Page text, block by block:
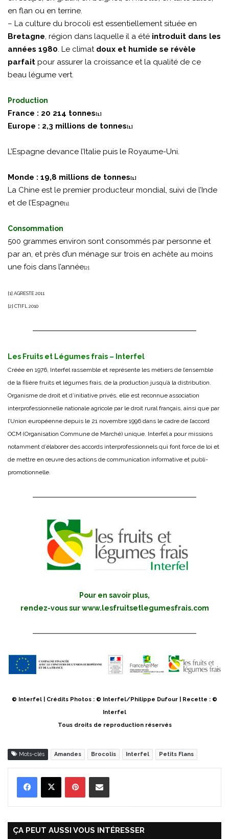
en flan ou en terrine.
– La culture du brocoli est essentiellement située en
Bretagne, région dans laquelle il a été introduit dans les
années 1980. Le climat doux et humide se révèle
parfait pour assurer la croissance et la qualité de ce
beau légume vert.
Production
France : 20 214 tonnes [1]
Europe : 2,3 millions de tonnes [1]
L’Espagne devance l’Italie puis le Royaume-Uni.
Monde : 19,8 millions de tonnes [1]
La Chine est le premier producteur mondial, suivi de l’Inde
et de l’Espagne [1].
Consommation
500 grammes environ sont consommés par personne et
par an, et près d’un ménage sur trois en achète au moins
une fois dans l’année [2].
[1] AGRESTE 2011
[2] CTIFL 2010
Les Fruits et Légumes frais – Interfel
Créée en 1976, Interfel rassemble et représente les métiers de l’ensemble
de la filière fruits et légumes frais, de la production jusqu’à la distribution.
Organisme de droit et d’initiative privés, elle est reconnue association
interprofessionnelle nationale agricole par le droit rural français, ainsi que par
l’Union européenne depuis le 21 novembre 1996 dans le cadre de l’accord
OCM (Organisation Commune de Marché) unique. Interfel a pour missions
notamment d’élaborer des accords interprofessionnels qui font force de loi et
de mettre en œuvre des actions de communication informative et publi-
promotionnelle.
Pour en savoir plus,
rendez-vous surwww.lesfruitsetlegumesfrais.com
© Interfel | Crédits Photos : © Interfel/Philippe Dufour | Recette : ©
Interfel
Tous droits de reproduction réservés
Mots-clés Amandes Brocolis Interfel Petits Flans
ÇA PEUT AUSSI VOUS INTÉRESSER